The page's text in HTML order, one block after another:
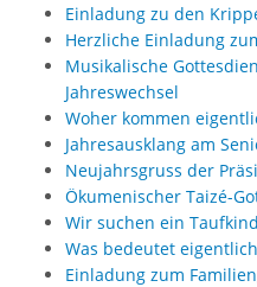
Einladung zu den
Herzliche Einladung
Musikalische
Jahreswechsel
Woher kommen
Jahresausklang am
Neujahrsgruss der
Ökumenischer Taizé-
Wir suchen ein
Was bedeutet
Einladung zum